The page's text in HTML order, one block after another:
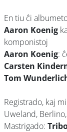
En tiu ĉi
Aaron Koenig
komponistoj
Aaron Koenig:
Carsten
Tom
Registrado, kaj
Uweland,
Mastrigado: